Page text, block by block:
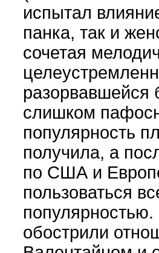
испытал
панка, так и
сочетая
слишком
популярность
получила, а
по США и
пользоваться
популярностью.
обострили